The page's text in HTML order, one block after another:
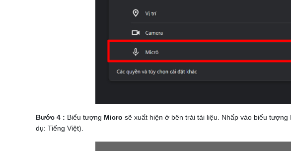
Bước 4 : Biểu tượng Micro sẽ xuất hiện ở bên trái tài liệu. Nhấp vào biểu
dụ: Tiếng Việt).